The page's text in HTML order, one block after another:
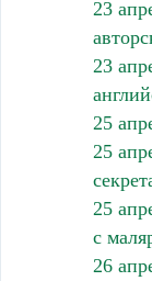
23
23
25
25
25
с
26